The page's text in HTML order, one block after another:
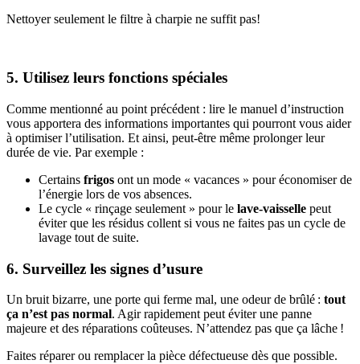
Nettoyer seulement le filtre à charpie ne suffit pas!
5. Utilisez leurs fonctions spéciales
Comme mentionné au point précédent : lire le manuel d’instruction
vous apportera des informations importantes qui pourront vous aider
à optimiser l’utilisation. Et ainsi, peut-être même prolonger leur
durée de vie. Par exemple :
Certains frigos ont un mode « vacances » pour économiser de
l’énergie lors de vos absences.
Le cycle « rinçage seulement » pour le lave-vaisselle peut
éviter que les résidus collent si vous ne faites pas un cycle de
lavage tout de suite.
6. Surveillez les signes d’usure
Un bruit bizarre, une porte qui ferme mal, une odeur de brûlé : tout
ça n’est pas normal. Agir rapidement peut éviter une panne
majeure et des réparations coûteuses. N’attendez pas que ça lâche !
Faites réparer ou remplacer la pièce défectueuse dès que possible.